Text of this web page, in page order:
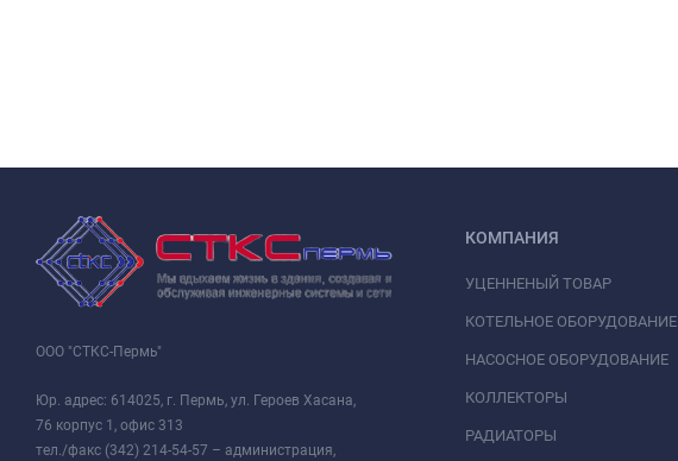
ООО "СТКС-Пермь"
Юр. адрес: 614025, г. Пермь, ул. Героев Хасана,
76 корпус 1, офис 313
тел./факс (342) 214-54-57 – администрация,
КОМПАНИЯ
УЦЕННЕНЫЙ ТОВАР
КОТЕЛЬНОЕ ОБОРУДОВАНИЕ
НАСОСНОЕ ОБОРУДОВАНИЕ
КОЛЛЕКТОРЫ
РАДИАТОРЫ